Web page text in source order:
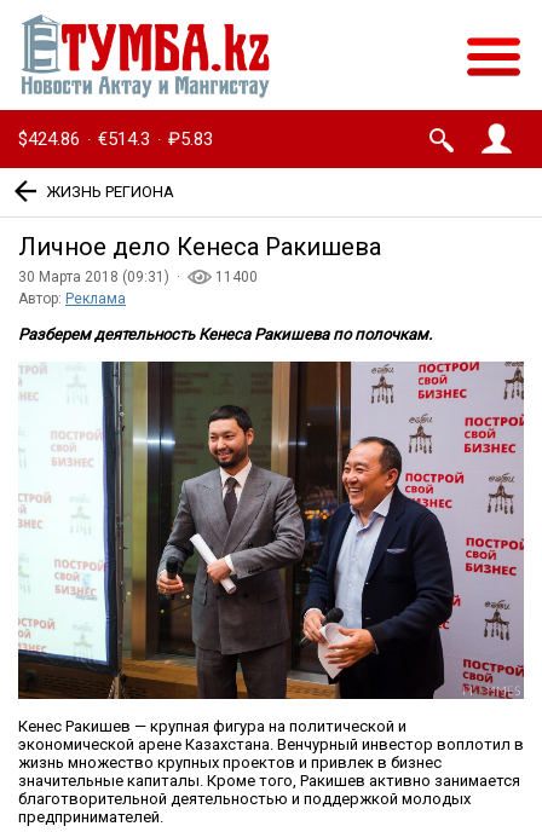
$424.86 · €514.3 · ₽5.83
ЖИЗНЬ РЕГИОНА
Личное дело Кенеса Ракишева
30 Марта 2018 (09:31) ·
11400
Автор: Реклама
Разберем деятельность Кенеса Ракишева по полочкам.
Кенес Ракишев — крупная фигура на политической и
экономической арене Казахстана. Венчурный инвестор воплотил в
жизнь множество крупных проектов и привлек в бизнес
значительные капиталы. Кроме того, Ракишев активно занимается
благотворительной деятельностью и поддержкой молодых
предпринимателей.